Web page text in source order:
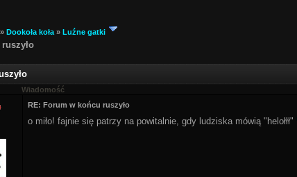
» Dookoła koła » Luźne gatki
Wiadomość
RE: Forum w końcu ruszyło
o miło! fajnie się patrzy na powitalnie, gdy ludziska mówią "helołłł"